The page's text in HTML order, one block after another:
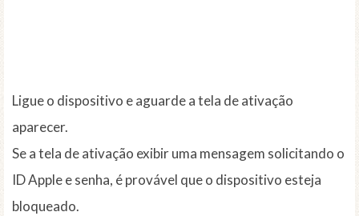
Ligue o dispositivo e aguarde a tela de ativação
aparecer.
Se a tela de ativação exibir uma mensagem solicitando o
ID Apple e senha, é provável que o dispositivo esteja
bloqueado.